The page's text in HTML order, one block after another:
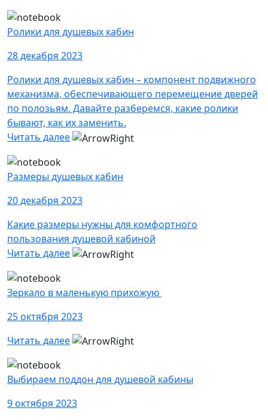
Ролики для душевых кабин
28 декабря 2023
Ролики для душевых кабин – компонент подвижного
механизма, обеспечивающего перемещение дверей
по полозьям. Давайте разберемся, какие ролики
бывают, как их заменить.
Читать далее
Размеры душевых кабин
20 декабря 2023
Какие размеры нужны для комфортного
пользования душевой кабиной
Читать далее
Зеркало в маленькую прихожую
25 октября 2023
Читать далее
Выбираем поддон для душевой кабины
9 октября 2023